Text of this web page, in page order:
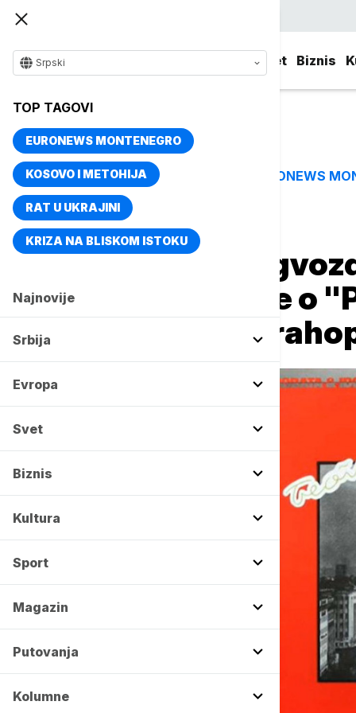
Svet Biznis
Srpski
TOP TAGOVI
EURONEWS MONTENEGRO
KOSOVO I METOHIJA
RAT U UKRAJINI
KRIZA NA BLISKOM ISTOKU
Najnovije
Srbija
Evropa
Svet
Biznis
Kultura
Sport
Magazin
Putovanja
Kolumne
TOP TAGOVI EURONEWS
Naslovna Kultura
Novi talas iza
decenije kasnije o
govorimo sa